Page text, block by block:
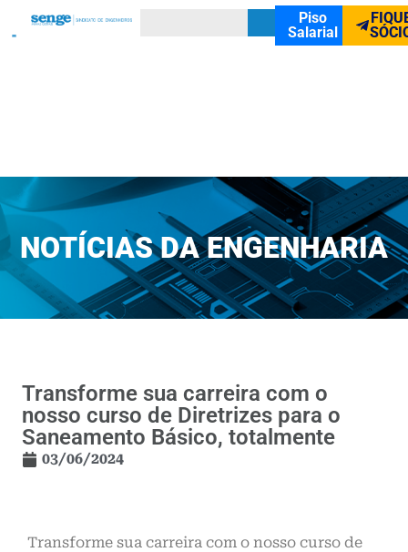
Piso
Salarial
NOTÍCIAS DA ENGENHARIA
Transforme sua carreira com o
nosso curso de Diretrizes para o
Saneamento Básico, totalmente
03/06/2024
Transforme sua carreira com o nosso curso de